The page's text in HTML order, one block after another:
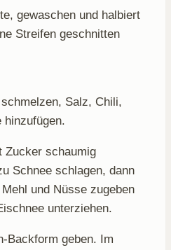
gewaschen und halbiert
Streifen geschnitten
Salz, Chili,
hinzufügen.
Zucker schaumig
Schnee schlagen, dann
und Nüsse zugeben
unterziehen.
Backform geben. Im